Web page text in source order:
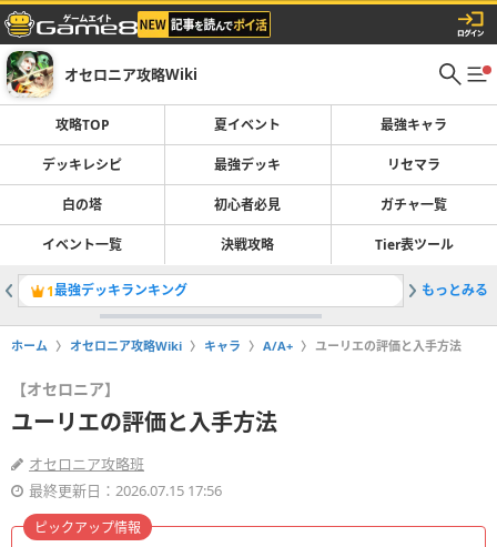
オセロニア攻略Wiki
攻略TOP 夏イベント 最強キャラ
デッキレシピ 最強デッキ リセマラ
白の塔 初心者必見 ガチャ一覧
イベント一覧 決戦攻略 Tier表ツール
1最強デッキランキング 2
もっとみる
ホーム オセロニア攻略Wiki キャラ A/A+ ユーリエの評価と入手方法
【オセロニア】
ユーリエの評価と入手方法
オセロニア攻略班
最終更新日：2026.07.15 17:56
ピックアップ情報